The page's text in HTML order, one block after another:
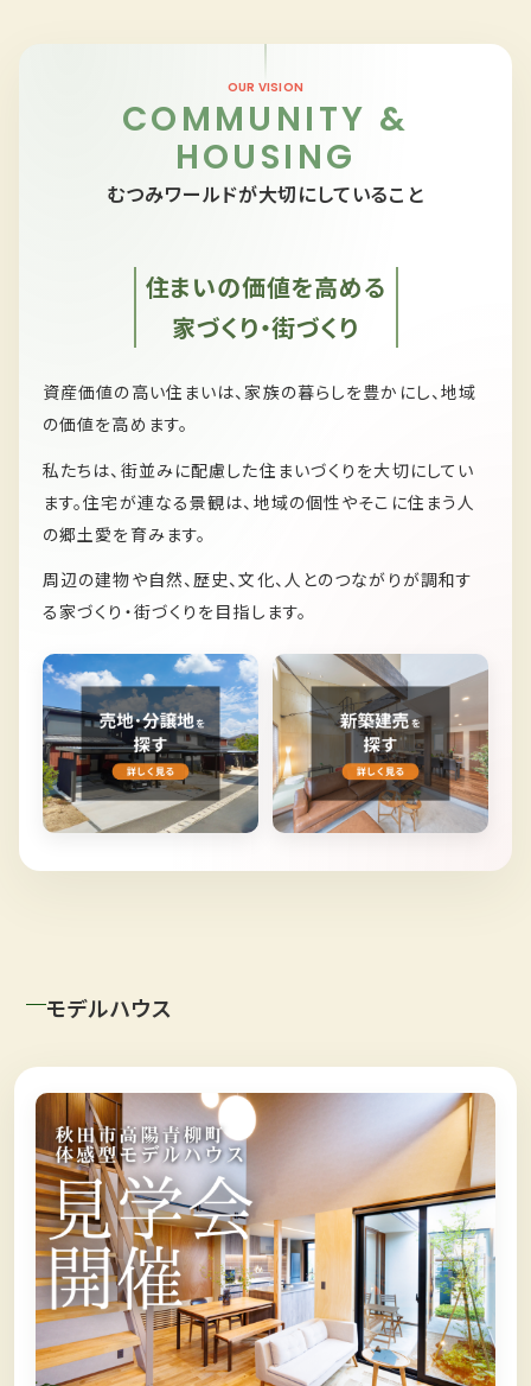
OUR VISION
COMMUNITY &
HOUSING
むつみワールドが大切にしていること
住まいの価値を高める
家づくり・街づくり
資産価値の高い住まいは、家族の暮らしを豊かにし、地域
の価値を高めます。
私たちは、 街並みに配慮した住まいづくりを大切にしてい
ます。住宅が連なる景観は、 地域の個性やそこに住まう人
の郷土愛を育みます。
周辺の建物や自然、歴史、文化、人とのつながりが調和す
る家づくり・街づくりを目指します。
モデルハウス